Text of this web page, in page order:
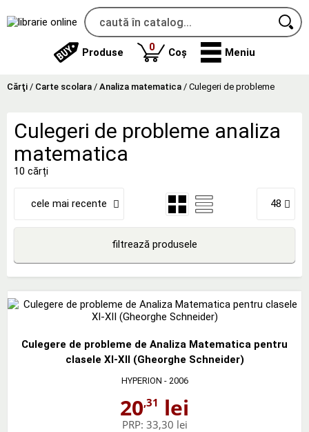
Produse 0produse
Coș Meniu
Cărţi / Carte scolara / Analiza matematica / Culegeri de probleme
Culegeri de probleme analiza
matematica
10 cărți
cele mai recente 48
filtrează produsele
Culegere de probleme de Analiza Matematica pentru
clasele XI-XII (Gheorghe Schneider)
HYPERION - 2006
20,31 lei
PRP: 33,30 lei